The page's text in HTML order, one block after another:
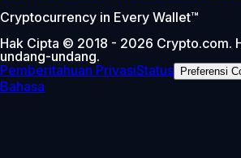
Cryptocurrency in Every Wallet™
Hak Cipta © 2018 - 2026 Crypto.com.
undang-undang.
Pemberitahuan PrivasiStatus Preferensi
Bahasa